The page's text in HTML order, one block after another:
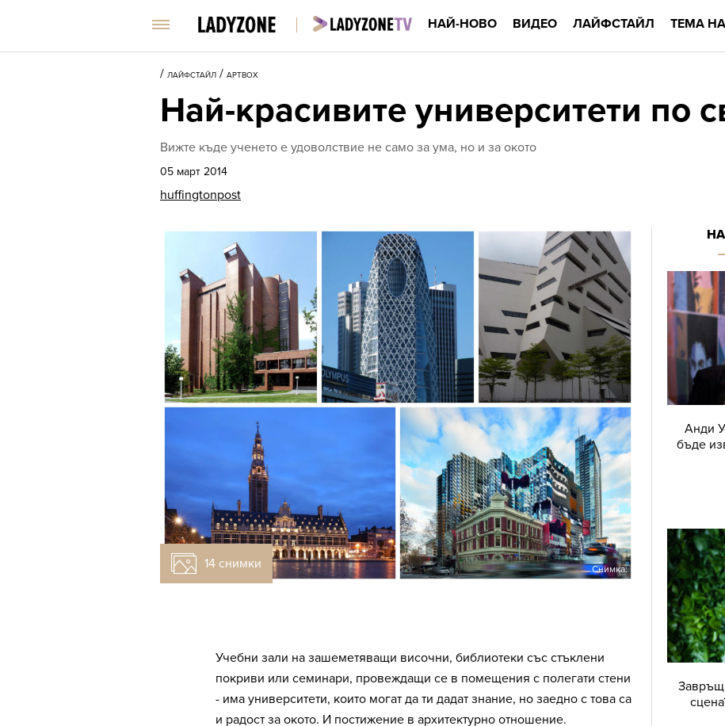
НАЙ-НОВО ВИДЕО ЛАЙФСТАЙЛ ТЕМА
/ ЛАЙФСТАЙЛ / АРТBOX
Най-красивите университети по
Вижте къде ученето е удоволствие не само за ума, но и за окото
05 март 2014
huffingtonpost
14 снимки Снимка:
Учебни зали на зашеметяващи височни, библиотеки със стъклени
покриви или семинари, провеждащи се в помещения с полегати стени
- има университети, които могат да ти дадат знание, но заедно с това са
и радост за окото. И постижение в архитектурно отношение.
Анди
бъде